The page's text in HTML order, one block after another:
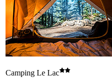
Camping Le Lac